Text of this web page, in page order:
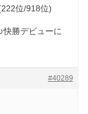
位/918位)
快勝デビューに
#40289